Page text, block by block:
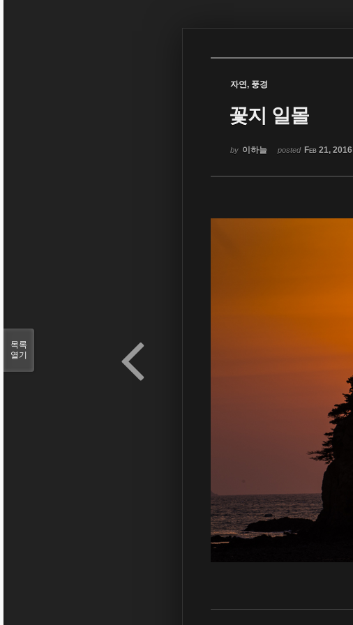
자연, 풍경
꽃지 일몰
by 이하늘 posted Feb 21, 2016
목록
열기
Sketchbook5, 스케치북5
Sketchbook5, 스케치북5